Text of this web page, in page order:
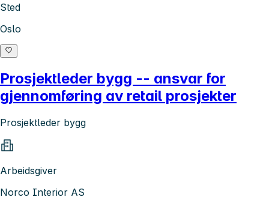
Sted
Oslo
Prosjektleder bygg -- ansvar for
gjennomføring av retail prosjekter
Prosjektleder bygg
Arbeidsgiver
Norco Interior AS